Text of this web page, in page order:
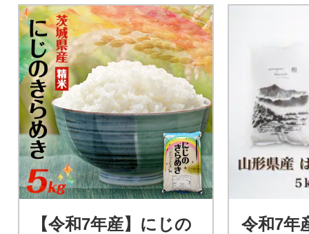
【令和7年産】にじの
令和7年